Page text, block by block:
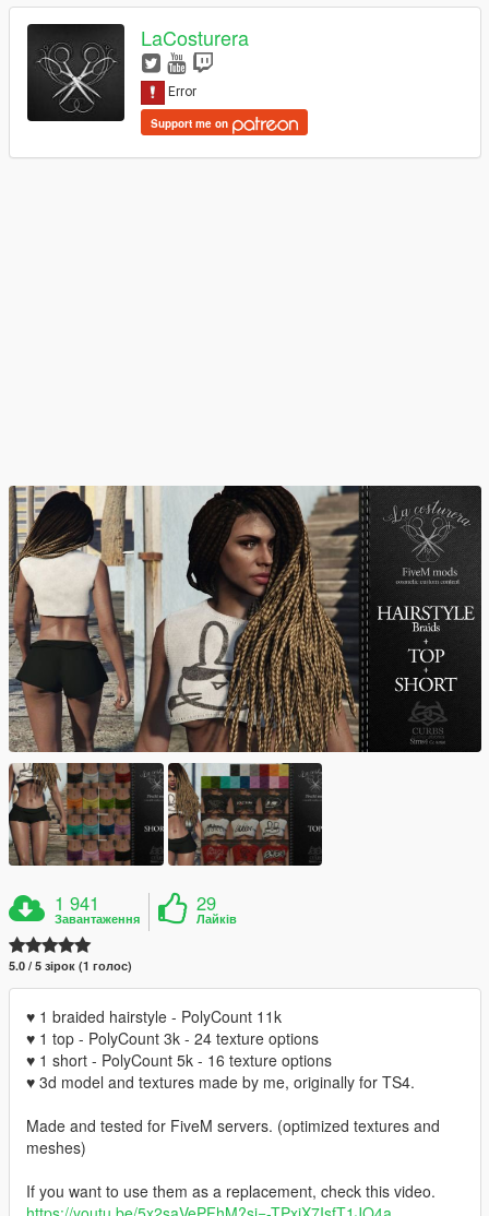
LaCosturera
Support me on
1 941
Завантаження
29
Лайків
5.0 / 5 зірок (1 голос)
♥ 1 braided hairstyle - PolyCount 11k
♥ 1 top - PolyCount 3k - 24 texture options
♥ 1 short - PolyCount 5k - 16 texture options
♥ 3d model and textures made by me, originally for TS4.
Made and tested for FiveM servers. (optimized textures and
meshes)
If you want to use them as a replacement, check this video.